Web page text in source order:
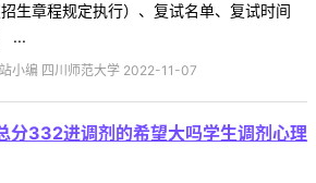
生章程规定执行）、复试名单、复试时间
...
小编 四川师范大学 2022-11-07
分332进调剂的希望大吗学生调剂心理